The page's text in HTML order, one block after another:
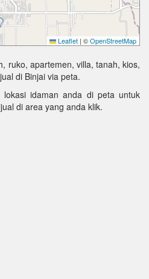
Leaflet | ©OpenStreetMap
ruko, apartemen, villa, tanah, kios,
di Binjai via peta.
idaman anda di peta untuk
di area yang anda klik.